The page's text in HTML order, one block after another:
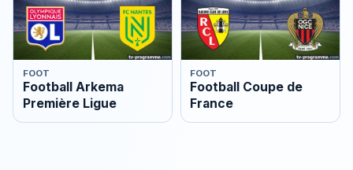
FOOT
Football Arkema
Première Ligue
FOOT
Football Coupe de
France